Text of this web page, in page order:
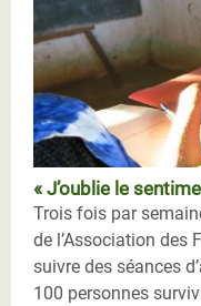
« J’oublie le
Trois fois par
de l’Association des
suivre des séances
100 personnes